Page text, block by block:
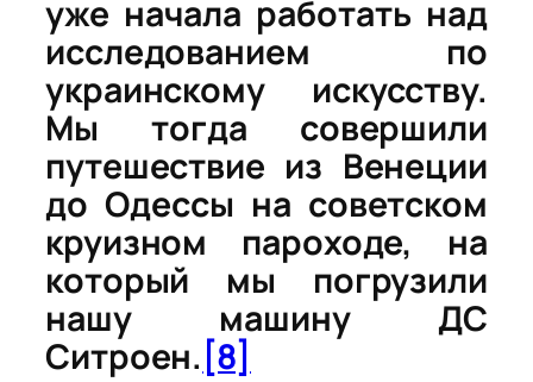
уже начала работать над
исследованием по
украинскому искусству.
Мы тогда совершили
путешествие из Венеции
до Одессы на советском
круизном пароходе, на
который мы погрузили
нашу машину ДС
Ситроен. [8]